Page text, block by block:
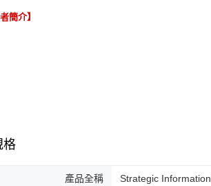
簡介】
格
產品全稱
Strategic